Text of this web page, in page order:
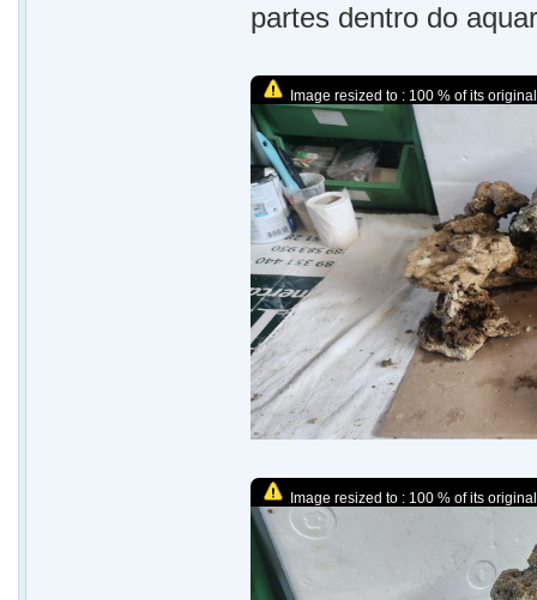
partes dentro do
Image resized to : 100 % of its
Image resized to : 100 % of its